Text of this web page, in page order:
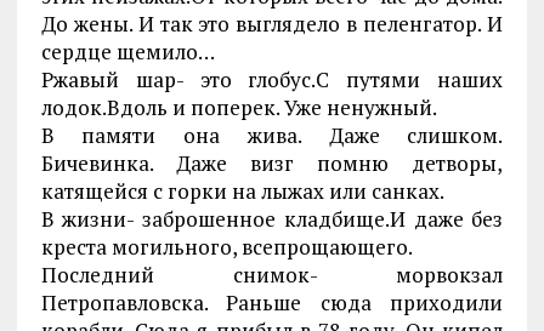
До жены. И так это выглядело в пеленгатор. И
сердце щемило…
Ржавый шар- это глобус.С путями наших
лодок.Вдоль и поперек. Уже ненужный.
В памяти она жива. Даже слишком.
Бичевинка. Даже визг помню детворы,
катящейся с горки на лыжах или санках.
В жизни- заброшенное кладбище.И даже без
креста могильного, всепрощающего.
Последний снимок- морвокзал
Петропавловска. Раньше сюда приходили